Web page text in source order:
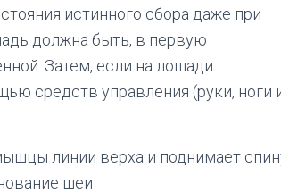
истинного сбора даже при
должна быть, в первую
Затем, если на лошади
средств управления (руки, ноги
линии верха и поднимает
шеи